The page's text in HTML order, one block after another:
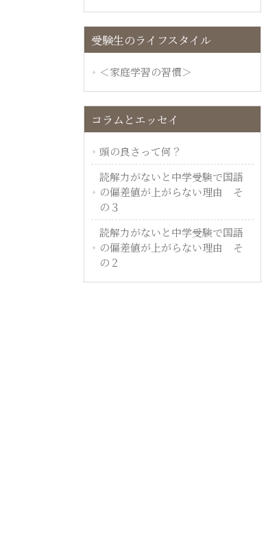
受験生のライフスタイル
＜家庭学習の習慣＞
コラムとエッセイ
頭の良さって何？
読解力がないと中学受験で国語
の偏差値が上がらない理由 そ
の３
読解力がないと中学受験で国語
の偏差値が上がらない理由 そ
の２